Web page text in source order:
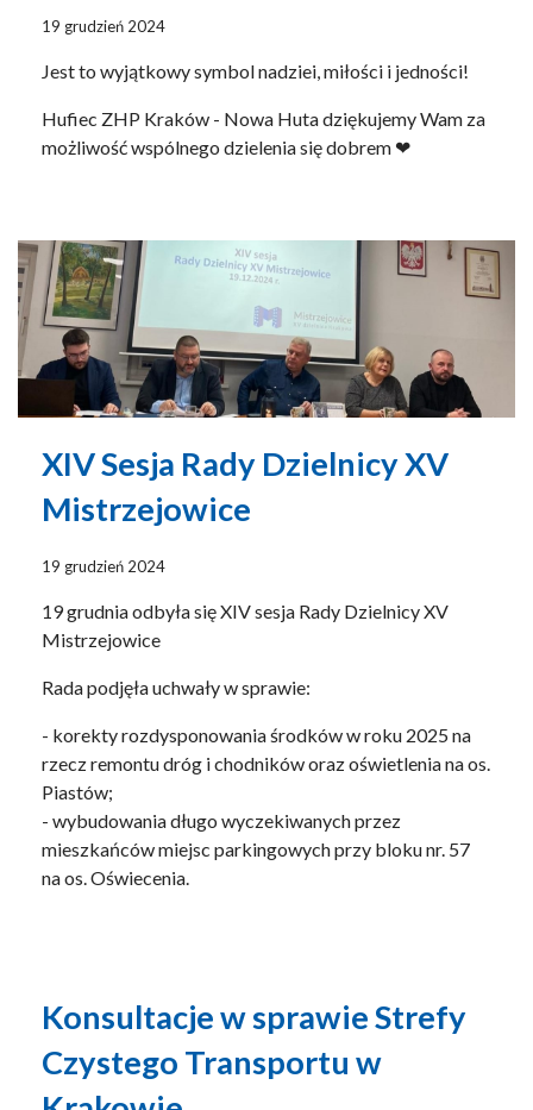
19 grudzień 2024
Jest to wyjątkowy symbol nadziei, miłości i jedności!
Hufiec ZHP Kraków - Nowa Huta dziękujemy Wam za
możliwość wspólnego dzielenia się dobrem ❤
XIV Sesja Rady Dzielnicy XV
Mistrzejowice
19 grudzień 2024
19 grudnia odbyła się XIV sesja Rady Dzielnicy XV
Mistrzejowice
Rada podjęła uchwały w sprawie:
- korekty rozdysponowania środków w roku 2025 na
rzecz remontu dróg i chodników oraz oświetlenia na os.
Piastów;
- wybudowania długo wyczekiwanych przez
mieszkańców miejsc parkingowych przy bloku nr. 57
na os. Oświecenia.
Konsultacje w sprawie Strefy
Czystego Transportu w